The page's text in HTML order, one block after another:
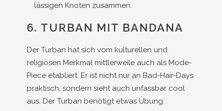
lässigen Knoten zusammen.
6. TURBAN MIT BANDANA
Der Turban hat sich vom kulturellen und
religiösen Merkmal mittlerweile auch als Mode-
Piece etabliert. Er ist nicht nur an Bad-Hair-Days
praktisch, sondern sieht auch unfassbar cool
aus. Der Turban benötigt etwas Übung.